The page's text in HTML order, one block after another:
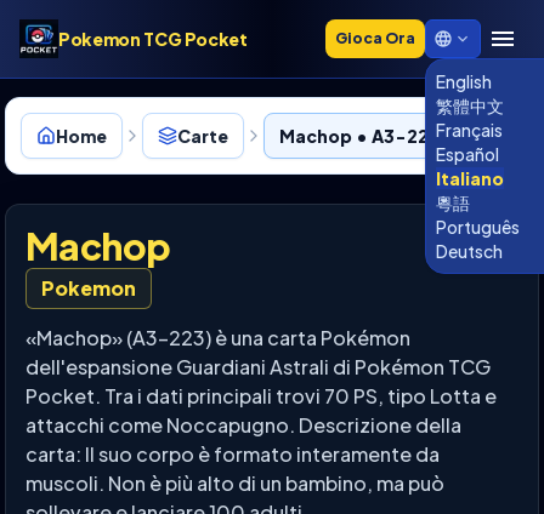
Pokemon TCG Pocket Gioca Ora
English
繁體中文
Français
Español
Italiano
粵語
Português
Deutsch
Home Carte Machop • A3-223
Machop
Pokemon
«Machop» (A3-223) è una carta Pokémon
dell'espansione Guardiani Astrali di Pokémon TCG
Pocket. Tra i dati principali trovi 70 PS, tipo Lotta e
attacchi come Noccapugno. Descrizione della
carta: Il suo corpo è formato interamente da
muscoli. Non è più alto di un bambino, ma può